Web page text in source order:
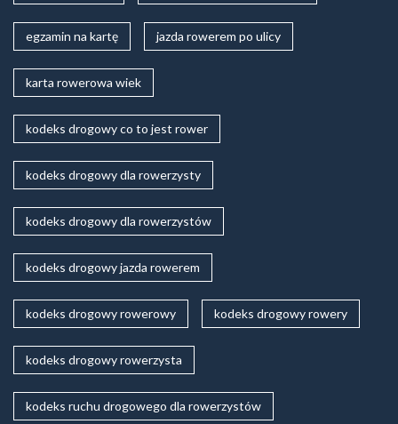
egzamin na kartę jazda rowerem po ulicy
karta rowerowa wiek
kodeks drogowy co to jest rower
kodeks drogowy dla rowerzysty
kodeks drogowy dla rowerzystów
kodeks drogowy jazda rowerem
kodeks drogowy rowerowy kodeks drogowy rowery
kodeks drogowy rowerzysta
kodeks ruchu drogowego dla rowerzystów